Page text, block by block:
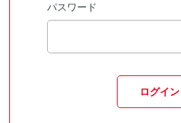
パスワード
ログイン